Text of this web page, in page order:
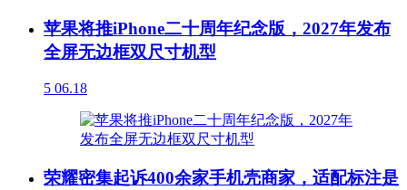
苹果将推iPhone二十周年纪念版，2027年发布
全屏无边框双尺寸机型
5 06.18
荣耀密集起诉400余家手机壳商家，适配标注是